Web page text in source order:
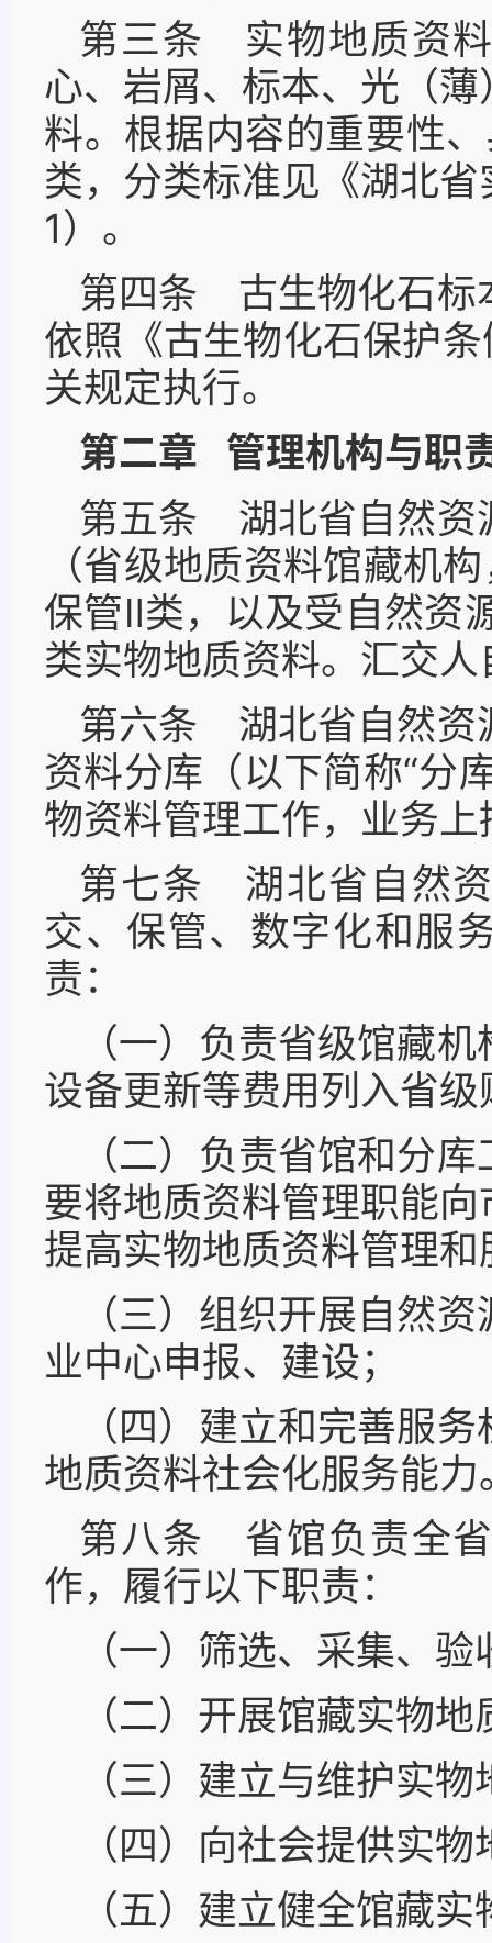
第三条 实物地质资
心、岩屑、标本、光（
料。根据内容的重要性
类，分类标准见《湖北
1）。
第四条 古生物化石标
依照《古生物化石保护
关规定执行。
第二章 管理机构与职
第五条 湖北省自然资
（省级地质资料馆藏机
保管Ⅱ类，以及受自然资
类实物地质资料。汇交
第六条 湖北省自然资
资料分库（以下简称“分
物资料管理工作，业务
第七条 湖北省自然
交、保管、数字化和服
责：
（一）负责省级馆藏
设备更新等费用列入省
（二）负责省馆和分
要将地质资料管理职能
提高实物地质资料管理
（三）组织开展自然
业中心申报、建设；
（四）建立和完善服
地质资料社会化服务能力
第八条 省馆负责全
作，履行以下职责：
（一）筛选、采集、
（二）开展馆藏实物
（三）建立与维护实
（四）向社会提供实
（五）建立健全馆藏